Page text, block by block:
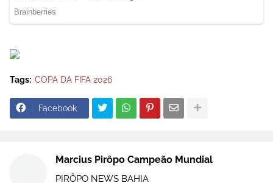
Tags: COPA DA FIFA 2026
Facebook
Marcius Pirôpo Campeão Mundial
PIRÔPO NEWS BAHIA